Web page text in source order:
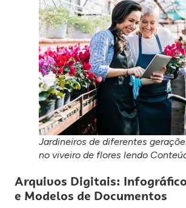
Jardineiros de diferentes
no viveiro de flores lendo
Arquivos Digitais:
e Modelos de Documentos